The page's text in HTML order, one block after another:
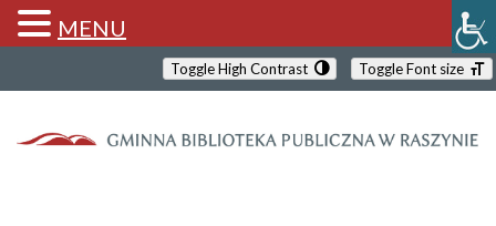
Toggle High Contrast Toggle Font size
MENU